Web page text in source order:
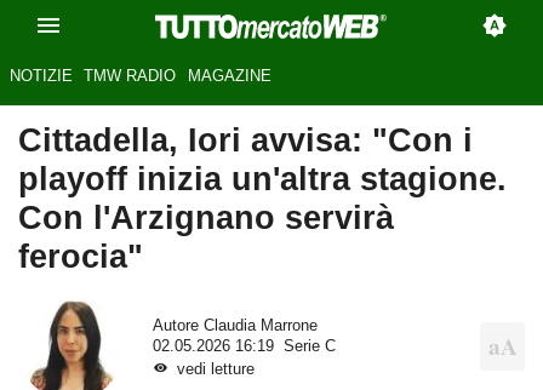
NOTIZIE TMW RADIO MAGAZINE
Cittadella, Iori avvisa: "Con i
playoff inizia un'altra stagione.
Con l'Arzignano servirà
ferocia"
Autore Claudia Marrone
02.05.2026 16:19
Serie C
vedi letture